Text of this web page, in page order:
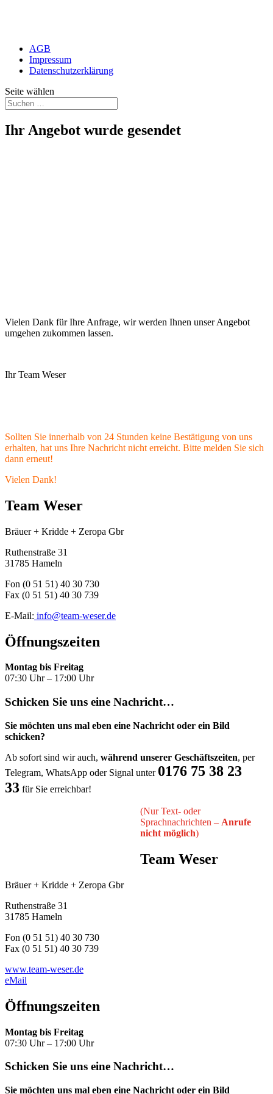
AGB
Impressum
Datenschutzerklärung
Seite wählen
Ihr Angebot wurde gesendet
Vielen Dank für Ihre Anfrage, wir werden Ihnen unser Angebot
umgehen zukommen lassen.
Ihr Team Weser
Sollten Sie innerhalb von 24 Stunden keine Bestätigung von uns
erhalten, hat uns Ihre Nachricht nicht erreicht. Bitte melden Sie sich
dann erneut!
Vielen Dank!
Team Weser
Bräuer + Kridde + Zeropa Gbr
Ruthenstraße 31
31785 Hameln
Fon (0 51 51) 40 30 730
Fax (0 51 51) 40 30 739
E-Mail: info@team-weser.de
Öffnungszeiten
Montag bis Freitag
07:30 Uhr – 17:00 Uhr
Schicken Sie uns eine Nachricht…
Sie möchten uns mal eben eine Nachricht oder ein Bild
schicken?
Ab sofort sind wir auch, während unserer Geschäftszeiten, per
Telegram, WhatsApp oder Signal unter 0176 75 38 23
33 für Sie erreichbar!
(Nur Text- oder
Sprachnachrichten – Anrufe
nicht möglich)
Team Weser
Bräuer + Kridde + Zeropa Gbr
Ruthenstraße 31
31785 Hameln
Fon (0 51 51) 40 30 730
Fax (0 51 51) 40 30 739
www.team-weser.de
eMail
Öffnungszeiten
Montag bis Freitag
07:30 Uhr – 17:00 Uhr
Schicken Sie uns eine Nachricht…
Sie möchten uns mal eben eine Nachricht oder ein Bild